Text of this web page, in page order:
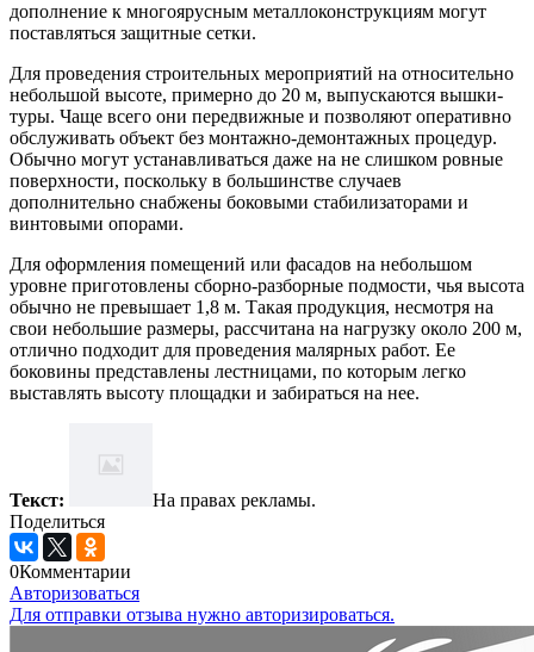
дополнение к многоярусным металлоконструкциям могут
поставляться защитные сетки.
Для проведения строительных мероприятий на относительно
небольшой высоте, примерно до 20 м, выпускаются вышки-
туры. Чаще всего они передвижные и позволяют оперативно
обслуживать объект без монтажно-демонтажных процедур.
Обычно могут устанавливаться даже на не слишком ровные
поверхности, поскольку в большинстве случаев
дополнительно снабжены боковыми стабилизаторами и
винтовыми опорами.
Для оформления помещений или фасадов на небольшом
уровне приготовлены сборно-разборные подмости, чья высота
обычно не превышает 1,8 м. Такая продукция, несмотря на
свои небольшие размеры, рассчитана на нагрузку около 200 м,
отлично подходит для проведения малярных работ. Ее
боковины представлены лестницами, по которым легко
выставлять высоту площадки и забираться на нее.
Текст:
На правах рекламы.
Поделиться
0Комментарии
Авторизоваться
Для отправки отзыва нужно авторизироваться.